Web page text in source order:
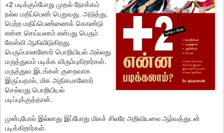
+2 படிக்கும்போது முதல் நோக்கம்
நல்ல மதிப்பெண் பெறுவது. அடுத்து,
பெற்ற மதிப்பெண்ணைக் கொண்டு
என்ன செய்யலாம் என்பது பெரும்
கேள்வி ஆகிவிடுகிறது.
பெரும்பாலானோர் பொறியியல் அல்லது
மருத்துவம் படிக்க விரும்புகிறார்கள்.
மருத்துவ இடங்கள் குறைவாக
இருப்பதால், மிக அதிகமானோர்
செல்வது பொறியியல்
படிப்புக்குத்தான்.
முன்புபோல் இல்லாது இப்போது மிகச் சிலரே அறிவியலை ஆர்வத்துடன்
படிக்கிறார்கள்.